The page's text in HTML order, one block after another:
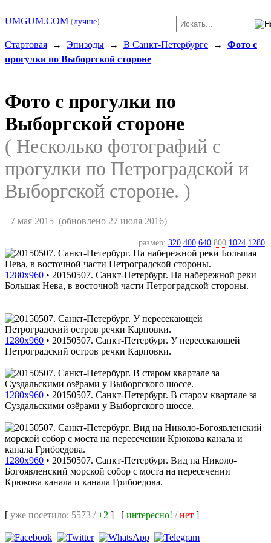
UMGUM.COM (лучше)
Стартовая → Эпизоды → В Санкт-Петербурге → Фото с
прогулки по Выборгской стороне
Фото с прогулки по
Выборгской стороне
( Несколько фотографий с
прогулки по Петроградской и
Выборгской стороне. )
7 мая 2015(обновлено 27 июля 2016)
размер: 320 400 640 800 1024 1280
1280x960 • 20150507. Санкт-Петербург. На набережной реки
Большая Нева, в восточной части Петроградской стороны.
1280x960 • 20150507. Санкт-Петербург. У пересекающей
Петроградский остров речки Карповки.
1280x960 • 20150507. Санкт-Петербург. В старом квартале за
Суздальскими озёрами у Выборгского шоссе.
1280x960 • 20150507. Санкт-Петербург. Вид на Николо-
Богоявленский морской собор с моста на пересечении
Крюкова канала и канала Грибоедова.
[ уже посетило: 5573 /+2 ] [ интересно! /нет ]